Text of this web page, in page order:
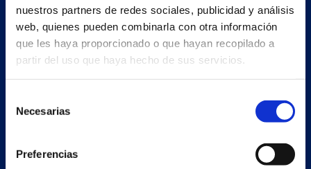
nuestros partners de redes sociales, publicidad y análisis
web, quienes pueden combinarla con otra información
que les haya proporcionado o que hayan recopilado a
partir del uso que haya hecho de sus servicios.
Necesarias
Preferencias